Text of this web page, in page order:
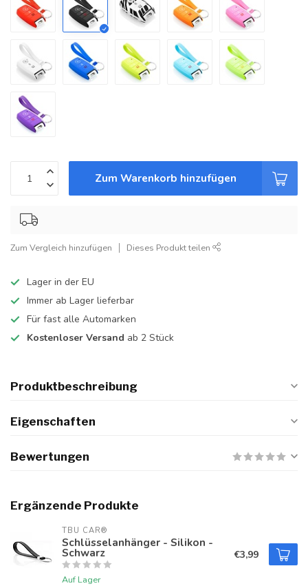
Zum Warenkorb hinzufügen
Zum Vergleich hinzufügen Dieses Produkt teilen
Lager in der EU
Immer ab Lager lieferbar
Für fast alle Automarken
Kostenloser Versand ab 2 Stück
Produktbeschreibung
Eigenschaften
Bewertungen
Ergänzende Produkte
TBU CAR®
Schlüsselanhänger - Silikon -
Schwarz
Auf Lager
€3,99